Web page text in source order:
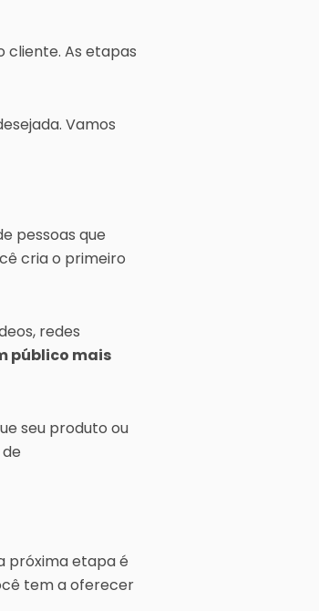
cliente. As etapas
Vamos
pessoas que
cria o primeiro
redes
público mais
seu produto ou
próxima etapa é
tem a oferecer